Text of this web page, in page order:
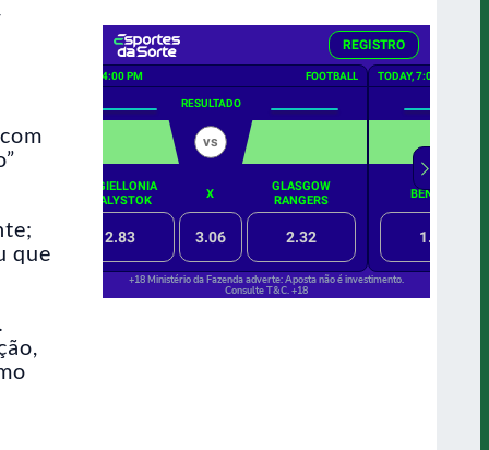
que